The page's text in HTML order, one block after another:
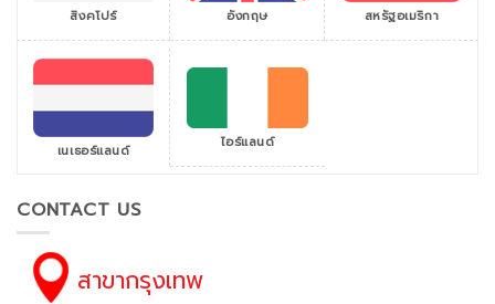
สิงคโปร์ อังกฤษ สหรัฐอเมริกา
เนเธอร์แลนด์ ไอร์แลนด์
CONTACT US
สาขากรุงเทพ